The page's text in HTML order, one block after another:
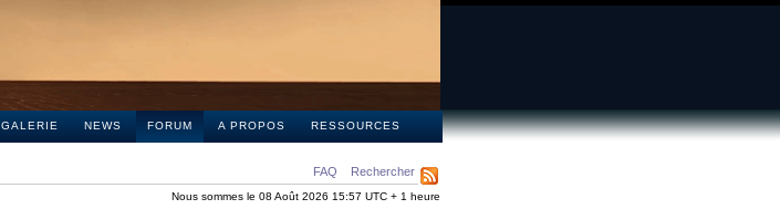
GALERIE NEWS FORUM A PROPOS RESSOURCES
FAQ Rechercher
Nous sommes le 08 Août 2026 15:57 UTC + 1 heure